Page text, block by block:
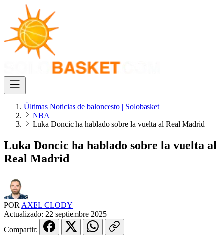
Últimas Noticias de baloncesto | Solobasket
NBA
Luka Doncic ha hablado sobre la vuelta al Real Madrid
Luka Doncic ha hablado sobre la vuelta al
Real Madrid
POR AXEL CLODY
Actualizado: 22 septiembre 2025
Compartir: